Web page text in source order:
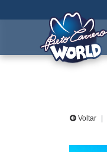
Voltar